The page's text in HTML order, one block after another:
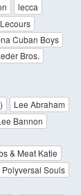
lecca
Lecours
Cuban Boys
Bros.
Lee Abraham
Bannon
& Meat Katie
Souls